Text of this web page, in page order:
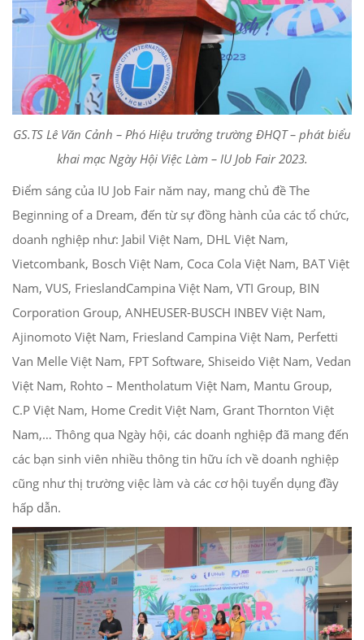
GS.TS Lê Văn Cảnh – Phó Hiệu trưởng trường ĐHQT – phát biểu
khai mạc Ngày Hội Việc Làm – IU Job Fair 2023.
Điểm sáng của IU Job Fair năm nay, mang chủ đề The
Beginning of a Dream, đến từ sự đồng hành của các tổ chức,
doanh nghiệp như: Jabil Việt Nam, DHL Việt Nam,
Vietcombank, Bosch Việt Nam, Coca Cola Việt Nam, BAT Việt
Nam, VUS, FrieslandCampina Việt Nam, VTI Group, BIN
Corporation Group, ANHEUSER-BUSCH INBEV Việt Nam,
Ajinomoto Việt Nam, Friesland Campina Việt Nam, Perfetti
Van Melle Việt Nam, FPT Software, Shiseido Việt Nam, Vedan
Việt Nam, Rohto – Mentholatum Việt Nam, Mantu Group,
C.P Việt Nam, Home Credit Việt Nam, Grant Thornton Việt
Nam,… Thông qua Ngày hội, các doanh nghiệp đã mang đến
các bạn sinh viên nhiều thông tin hữu ích về doanh nghiệp
cũng như thị trường việc làm và các cơ hội tuyển dụng đầy
hấp dẫn.